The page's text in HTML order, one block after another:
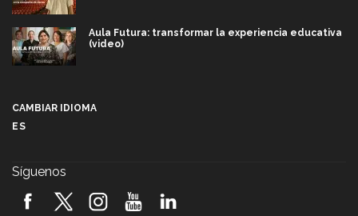
Aula Futura: transformar la experiencia educativa
(video)
2026! (video)
CAMBIAR IDIOMA
ES
Síguenos